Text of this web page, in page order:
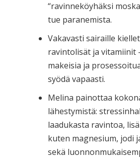
“ravinneköyhäksi
tue paranemista.
Vakavasti sairaille
ravintolisät ja vitamiinit
makeisia ja
syödä vapaasti.
Melina painottaa
lähestymistä:
laadukasta ravintoa,
kuten magnesium, jodi
sekä